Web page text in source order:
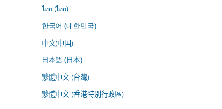
ไทย (ไทย)
한국어 (대한민국)
中文(中国)
日本語 (日本)
繁體中文 (台灣)
繁體中文 (香港特別行政區)